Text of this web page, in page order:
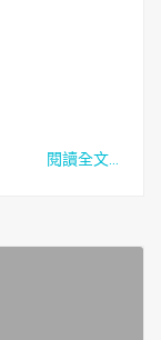
閱讀全文...